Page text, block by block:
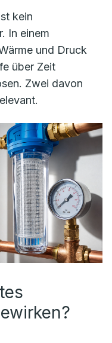
kein
In einem
und Druck
über Zeit
Zwei davon